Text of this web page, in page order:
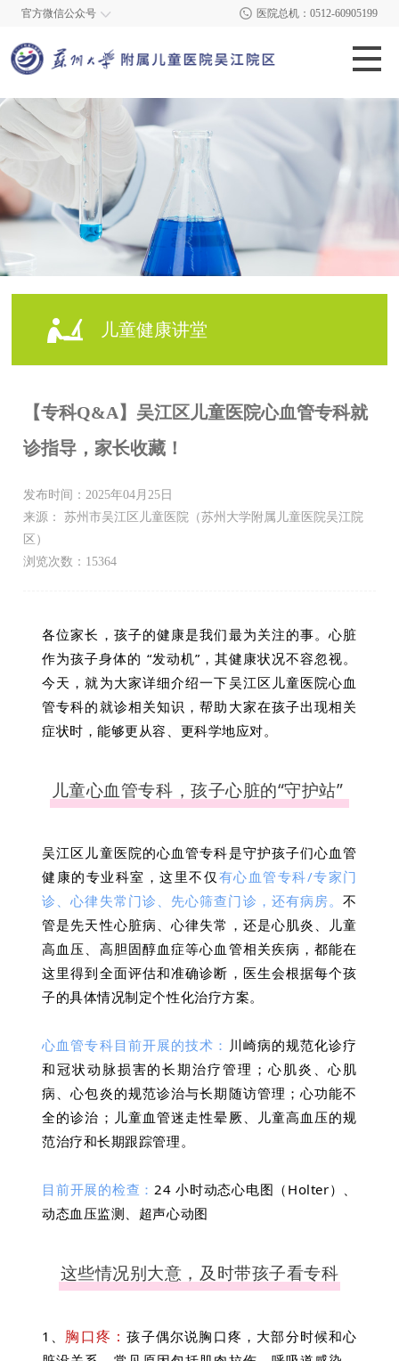
官方微信公众号 医院总机：0512-60905199
儿童健康讲堂
【专科Q&A】吴江区儿童医院心血管专科就
诊指导，家长收藏！
发布时间：2025年04月25日
来源： 苏州市吴江区儿童医院（苏州大学附属儿童医院吴江院
区）
浏览次数：15364
各位家长，孩子的健康是我们最为关注的事。心脏
作为孩子身体的 “发动机”，其健康状况不容忽视。
今天，就为大家详细介绍一下吴江区儿童医院心血
管专科的就诊相关知识，帮助大家在孩子出现相关
症状时，能够更从容、更科学地应对。
儿童心血管专科，孩子心脏的“守护站”
吴江区儿童医院的心血管专科是守护孩子们心血管
健康的专业科室，这里不仅 有心血管专科/专家门
诊、心律失常门诊、先心筛查门诊，还有病房。不
管是先天性心脏病、心律失常，还是心肌炎、儿童
高血压、高胆固醇血症等心血管相关疾病，都能在
这里得到全面评估和准确诊断，医生会根据每个孩
子的具体情况制定个性化治疗方案。
心血管专科目前开展的技术： 川崎病的规范化诊疗
和冠状动脉损害的长期治疗管理；心肌炎、心肌
病、心包炎的规范诊治与长期随访管理；心功能不
全的诊治；儿童血管迷走性晕厥、儿童高血压的规
范治疗和长期跟踪管理。
目前开展的检查： 24 小时动态心电图（Holter）、
动态血压监测、超声心动图
这些情况别大意，及时带孩子看专科
1、 胸口疼：孩子偶尔说胸口疼，大部分时候和心